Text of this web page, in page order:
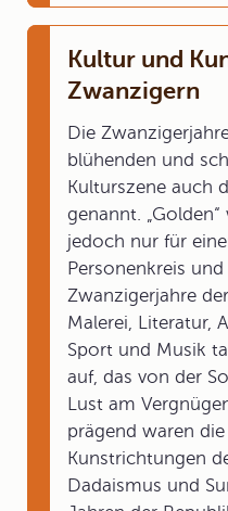
Kultur und
Zwanzigern
Die
blühenden und
Kulturszene auch
genannt.
jedoch nur für
Personenkreis
Zwanzigerjahre
Malerei, Literatur,
Sport und Musik
auf, das von der
Lust am
prägend waren
Kunstrichtungen
Dadaismus und